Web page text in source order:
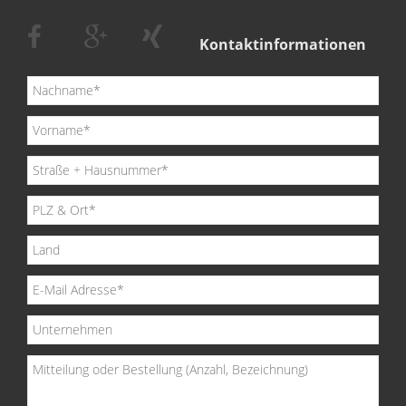
Kontaktinformationen